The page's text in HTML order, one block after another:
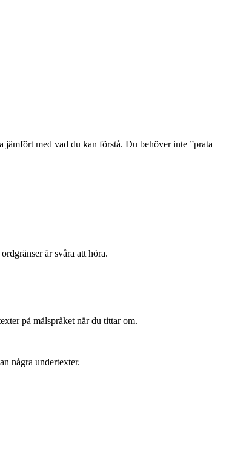
med vad du kan förstå. Du behöver inte ”prata
är svåra att höra.
på målspråket när du tittar om.
några undertexter.